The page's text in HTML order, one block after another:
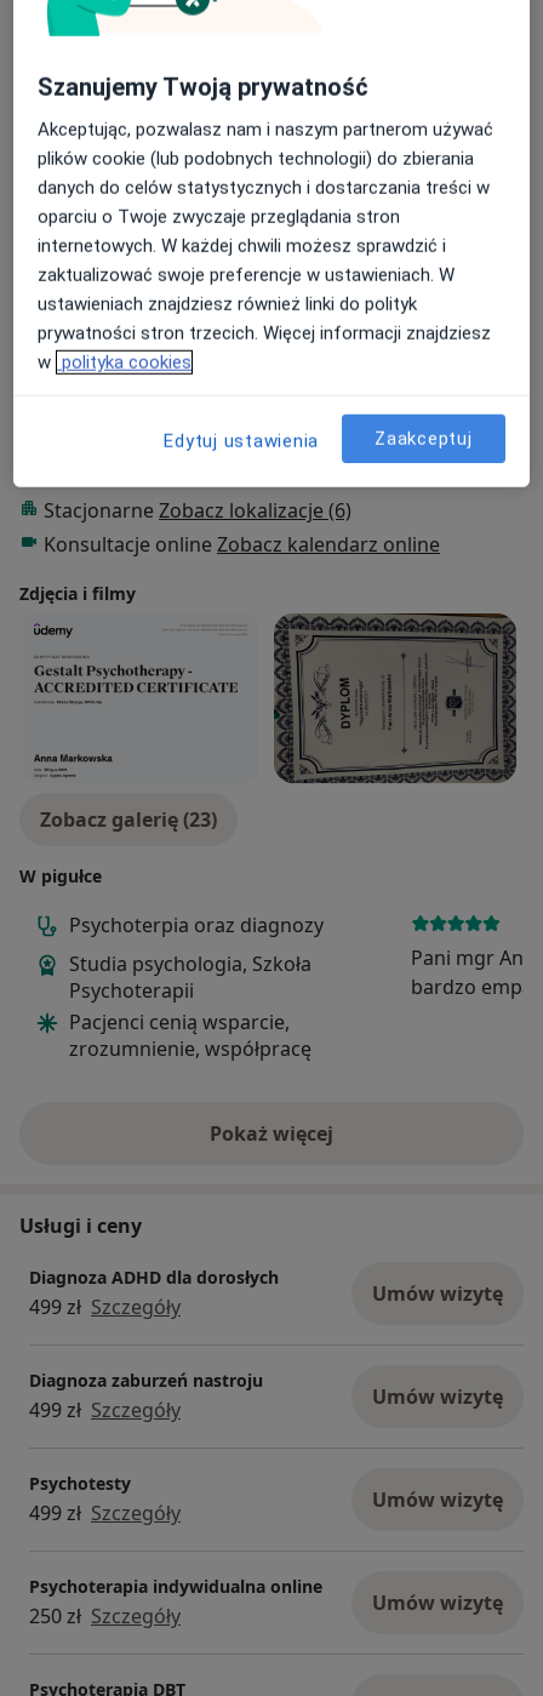
Podejście terapeutyczne
Psychoterapia uzależnień
Terapia behawioralna
Terapia uzależnień
Główne obszary pomocy
Depresja
Zaburzenia lękowe
Zaburzenia emocjonalne
Zaburzenia osobowości
Nerwica
+17a11y_sr_more_diseases
Pacjenci których przyjmuję
Stacjonarne Zobacz lokalizacje (6)
Konsultacje online Zobacz kalendarz online
Zdjęcia i filmy
Zobacz galerię (23)
W pigułce
Psychoterpia oraz diagnozy
Studia psychologia, Szkoła
Psychoterapii
Pacjenci cenią wsparcie,
zrozumnienie, współpracę
Pani mgr
bardzo
Pokaż więcejo doświadczeniu
Usługi i ceny
Diagnoza ADHD dla dorosłych
499 zł Szczegóły Umów wizytę
Diagnoza zaburzeń nastroju
499 zł Szczegóły Umów wizytę
Psychotesty
499 zł Szczegóły Umów wizytę
Psychoterapia indywidualna online
250 zł Szczegóły Umów wizytę
Psychoterapia DBT
Szanujemy Twoją prywatność
Akceptując, pozwalasz nam i naszym partnerom używać
plików cookie (lub podobnych technologii) do zbierania
danych do celów statystycznych i dostarczania treści w
oparciu o Twoje zwyczaje przeglądania stron
internetowych. W każdej chwili możesz sprawdzić i
zaktualizować swoje preferencje w ustawieniach. W
ustawieniach znajdziesz również linki do polityk
prywatności stron trzecich. Więcej informacji znajdziesz
w polityka cookies
Edytuj ustawienia Zaakceptuj